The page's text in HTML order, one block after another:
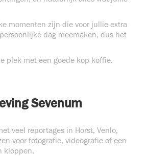
momenten zijn die voor jullie extra
dag meemaken, dus het
plek met een goede kop koffie.
Sevenum
veel reportages in Horst, Venlo,
voor fotografie, videografie of een
kloppen.